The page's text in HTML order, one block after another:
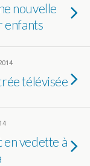
nouvelle
enfants
télévisée
vedette à